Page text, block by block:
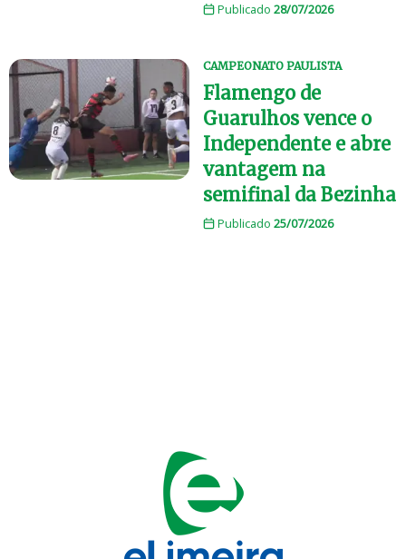
Publicado 28/07/2026
CAMPEONATO PAULISTA
Flamengo de
Guarulhos vence o
Independente e abre
vantagem na
semifinal da Bezinha
Publicado 25/07/2026